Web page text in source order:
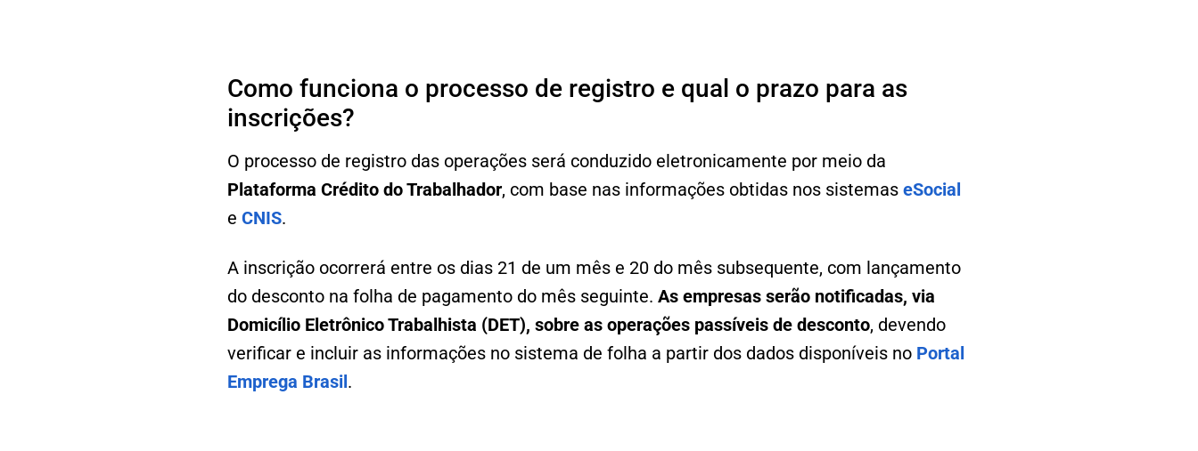
Como funciona o processo de registro e qual o prazo para as
inscrições?
O processo de registro das operações será conduzido eletronicamente por meio da
Plataforma Crédito do Trabalhador, com base nas informações obtidas nos sistemas eSocial
e CNIS.
A inscrição ocorrerá entre os dias 21 de um mês e 20 do mês subsequente, com lançamento
do desconto na folha de pagamento do mês seguinte. As empresas serão notificadas, via
Domicílio Eletrônico Trabalhista (DET), sobre as operações passíveis de desconto, devendo
verificar e incluir as informações no sistema de folha a partir dos dados disponíveis no Portal
Emprega Brasil.